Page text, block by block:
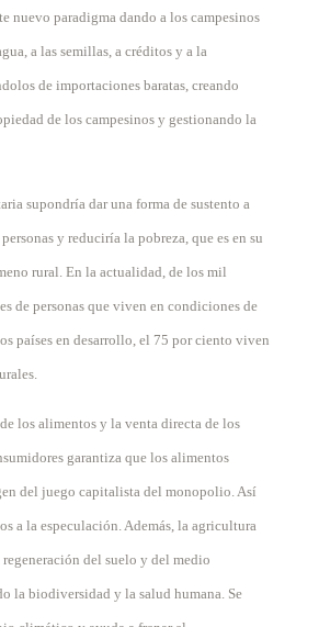
nuevo paradigma dando a los campesinos
a las semillas, a créditos y a la
de importaciones baratas, creando
de los campesinos y gestionando la
supondría dar una forma de sustento a
y reduciría la pobreza, que es en su
rural. En la actualidad, de los mil
de personas que viven en condiciones de
países en desarrollo, el 75 por ciento viven
los alimentos y la venta directa de los
garantiza que los alimentos
del juego capitalista del monopolio. Así
a la especulación. Además, la agricultura
del suelo y del medio
la biodiversidad y la salud humana. Se